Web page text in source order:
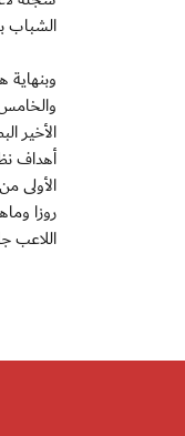
الشباب
وبنهاية
الأخير
أهداف
الأولى
روزا
اللاعب